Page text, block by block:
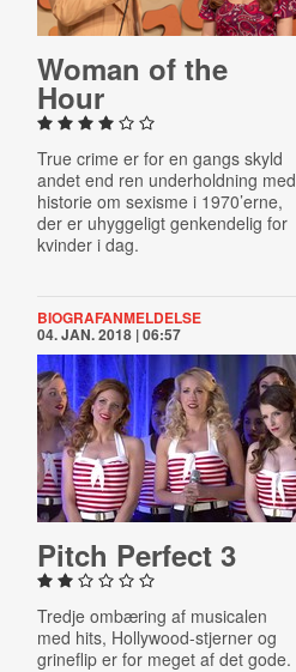
Woman of the
Hour
True crime er for en gangs skyld
andet end ren underholdning med
historie om sexisme i 1970’erne,
der er uhyggeligt genkendelig for
kvinder i dag.
BIOGRAFANMELDELSE
04. JAN. 2018 | 06:57
Pitch Perfect 3
Tredje ombæring af musicalen
med hits, Hollywood-stjerner og
grineflip er for meget af det gode.